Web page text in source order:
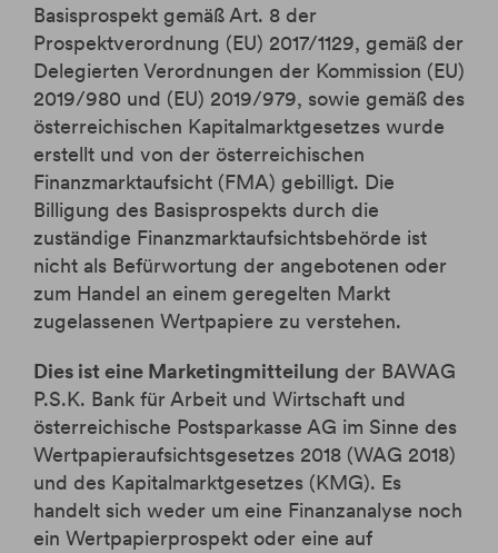
Basisprospekt gemäß Art. 8 der
Prospektverordnung (EU) 2017/1129, gemäß der
Delegierten Verordnungen der Kommission (EU)
2019/980 und (EU) 2019/979, sowie gemäß des
österreichischen Kapitalmarktgesetzes wurde
erstellt und von der österreichischen
Finanzmarktaufsicht (FMA) gebilligt. Die
Billigung des Basisprospekts durch die
zuständige Finanzmarktaufsichtsbehörde ist
nicht als Befürwortung der angebotenen oder
zum Handel an einem geregelten Markt
zugelassenen Wertpapiere zu verstehen.
Dies ist eine Marketingmitteilung der BAWAG
P.S.K. Bank für Arbeit und Wirtschaft und
österreichische Postsparkasse AG im Sinne des
Wertpapieraufsichtsgesetzes 2018 (WAG 2018)
und des Kapitalmarktgesetzes (KMG). Es
handelt sich weder um eine Finanzanalyse noch
ein Wertpapierprospekt oder eine auf